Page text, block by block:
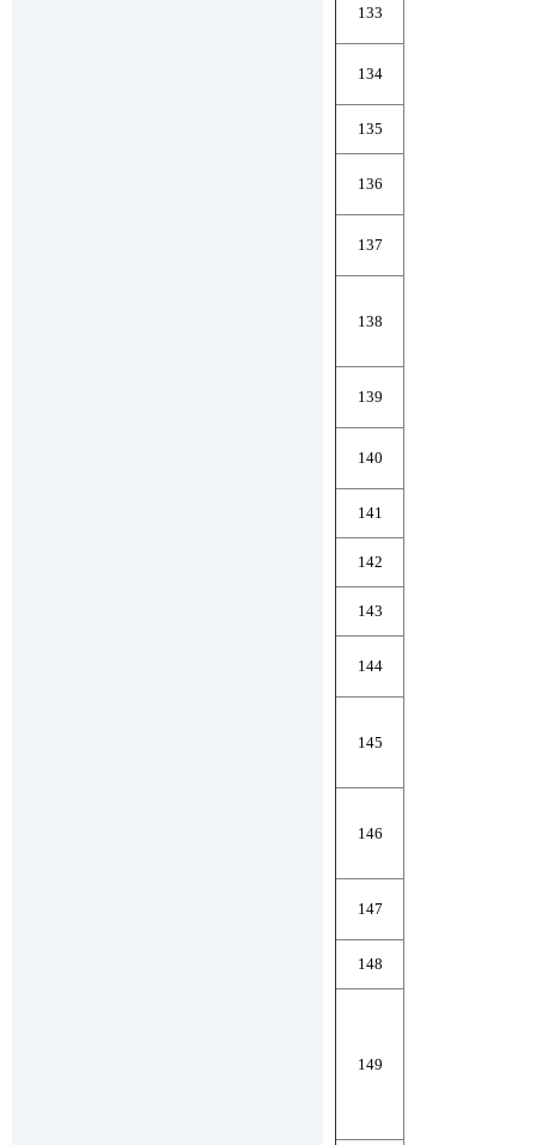
133
134
135
136
137
138
139
140
141
142
143
144
145
146
147
148
149